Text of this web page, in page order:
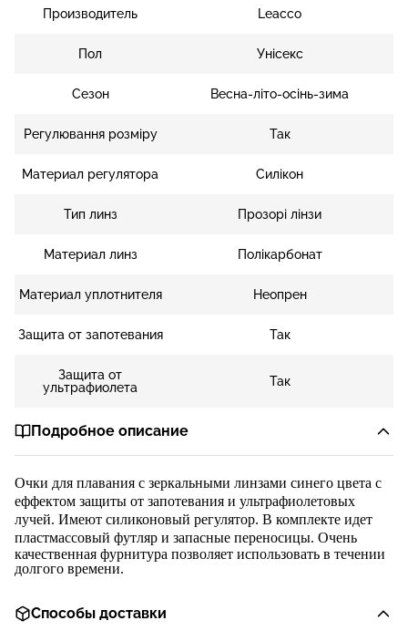
Производитель Leacco
Пол Унісекс
Сезон Весна-літо-осінь-зима
Регулювання розміру Так
Материал регулятора Силікон
Тип линз Прозорі лінзи
Материал линз Полікарбонат
Материал уплотнителя Неопрен
Защита от запотевания Так
Защита от
ультрафиолета
Так
Подробное описание
Очки для плавания с зеркальными линзами синего цвета с
еффектом защиты от запотевания и ультрафиолетовых
лучей. Имеют силиконовый регулятор. В комплекте идет
пластмассовый футляр и запасные переносицы. Очень
качественная фурнитура позволяет использовать в течении
долгого времени.
Способы доставки